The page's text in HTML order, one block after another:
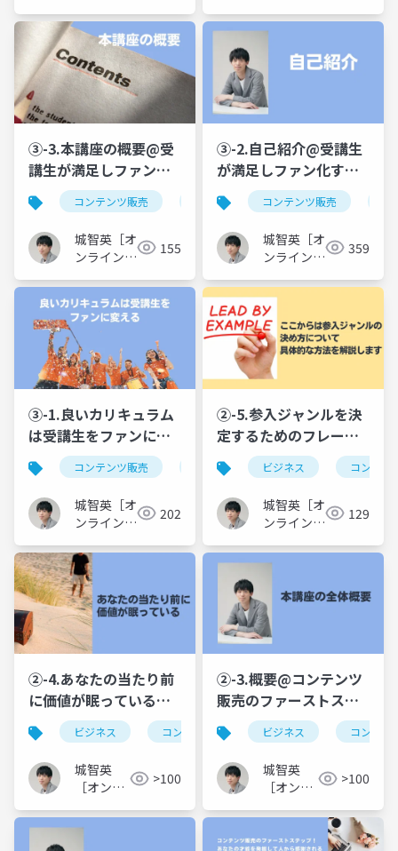
ンを作り込む台本制作
で「話せない…」を無
くす
ター］
制作で「話せない…」
を無くすター］
③-3.本講座の概要@受
講生が満足しファン化
するオンライン講座カ
リキュラムの作り方！
アウトラインを作り込
む台本制作で「話せな
い…」を無くす
コンテンツ販売 オンライン講座 カリキュラム制作
城智英［オ
ンライン講
ター］
155
③-2.自己紹介@受講生
が満足しファン化する
オンライン講座カリキ
ュラムの作り方！アウ
トラインを作り込む台
本制作で「話せな
い…」を無くす
コンテンツ販売
城智英［オ
ンライン講
ター］
359
③-1.良いカリキュラム
は受講生をファンに変
える@受講生が満足し
ファン化するオンライ
ン講座カリキュラムの
作り方！アウトライン
を作り込む台本制作で
「話せない…」を無く
す
コンテンツ販売 オンライン講座 カリキュラム制作
城智英［オ
ンライン講
ター］
202
②-5.参入ジャンルを決
定するためのフレーム
ワーク「イキガイ」@
コンテンツ販売のファ
ーストステップ！あな
たの才能を発掘して人
から感謝される『イキ
ガイ』を突き止める方
ビジネス コンテン
城智英［オ
ンライン講
ター］
129
②-4.あなたの当たり前
に価値が眠っている@
コンテンツ販売のファ
ーストステップ！あな
たの才能を発掘して人
から感謝される『イキ
ガイ』を突き止める方
法
ビジネス コンテンツ販売 生きがい
城智英
［オンラ
クリエイ
>100
②-3.概要@コンテンツ
販売のファーストステ
ップ！あなたの才能を
発掘して人から感謝さ
れる『イキガイ』を突
き止める方法
ビジネス コンテン
城智英
［オンラ
クリエイ
ター］
>100